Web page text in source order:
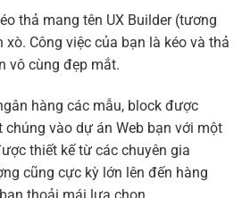
thả mang tên UX Builder (tương
Công việc của bạn là kéo và thả
vô cùng đẹp mắt.
hàng các mẫu, block được
vào dự án Web bạn với một
thiết kế từ các chuyên gia
cũng cực kỳ lớn lên đến hàng
thoải mái lựa chọn.